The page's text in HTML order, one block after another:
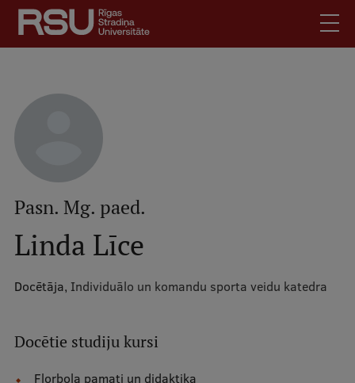
Pārlekt
galveno
saturu
Latviski
Meklēt Mobile
augšējā
izvēlne
Studentiem
Darbiniekiem
Darba devējiem
Pasn. Mg. paed.
Linda Līce
Docētāja, Individuālo un komandu sporta veidu katedra
Docētie studiju kursi
Florbola pamati un didaktika